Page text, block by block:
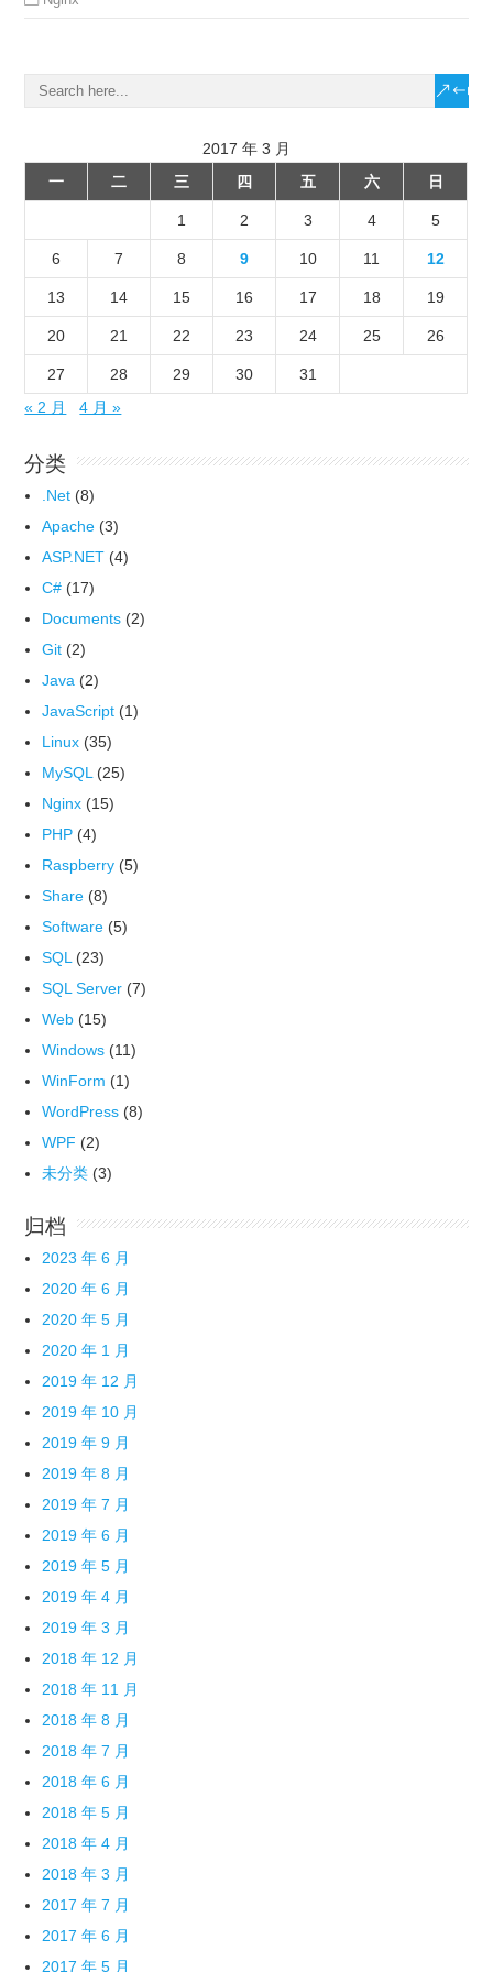
2017 年 3 月
一
二 三 四 五 六 日
1 2 3 4 5
6 7 8 9 10 11 12
13 14 15 16 17 18 19
20 21 22 23 24 25 26
27 28 29 30
31
« 2 月
4 月 »
分类
.Net (8)
Apache (3)
ASP.NET (4)
C# (17)
Documents (2)
Git (2)
Java (2)
JavaScript (1)
Linux (35)
MySQL (25)
Nginx (15)
PHP (4)
Raspberry (5)
Share (8)
Software (5)
SQL (23)
SQL Server (7)
Web (15)
Windows (11)
WinForm (1)
WordPress (8)
WPF (2)
未分类 (3)
归档
2023 年 6 月
2020 年 6 月
2020 年 5 月
2020 年 1 月
2019 年 12 月
2019 年 10 月
2019 年 9 月
2019 年 8 月
2019 年 7 月
2019 年 6 月
2019 年 5 月
2019 年 4 月
2019 年 3 月
2018 年 12 月
2018 年 11 月
2018 年 8 月
2018 年 7 月
2018 年 6 月
2018 年 5 月
2018 年 4 月
2018 年 3 月
2017 年 7 月
2017 年 6 月
2017 年 5 月